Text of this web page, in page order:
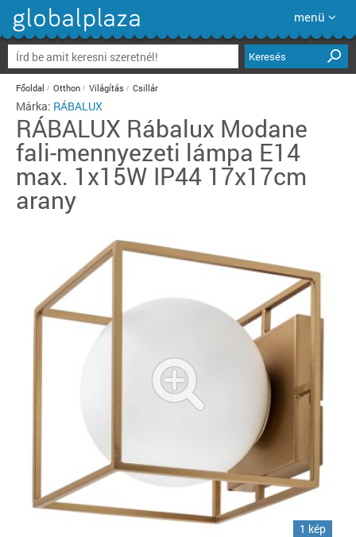
menü
Keresés
Főoldal Otthon Világítás Csillár
Márka: RÁBALUX
RÁBALUX Rábalux Modane
fali-mennyezeti lámpa E14
max. 1x15W IP44 17x17cm
arany
1 kép